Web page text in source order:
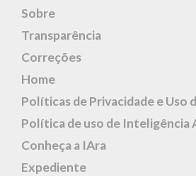
Sobre
Transparência
Correções
Home
Políticas de Privacidade e Uso
Política de uso de Inteligência
Conheça a IAra
Expediente